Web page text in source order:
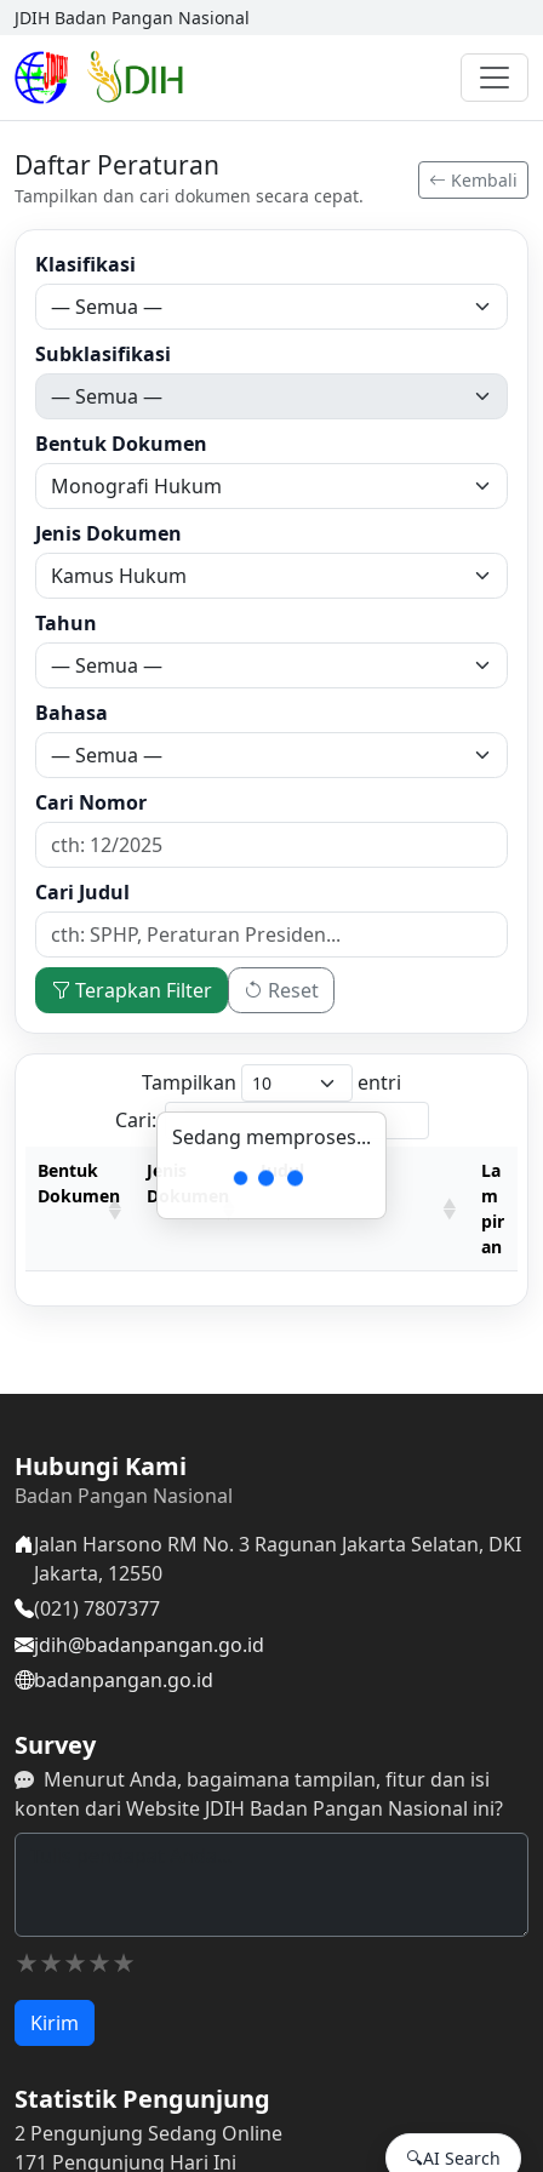
JDIH Badan Pangan Nasional
Daftar Peraturan
Tampilkan dan cari dokumen secara cepat.
Kembali
Klasifikasi
Subklasifikasi
Bentuk Dokumen
Jenis Dokumen
Tahun
Bahasa
Cari Nomor
Cari Judul
Terapkan Filter Reset
Tampilkan
entri
Cari:
Bentuk
Dokumen
Jenis
Dokumen
Judul
La
m
pir
an
Sedang memproses...
Hubungi Kami
Badan Pangan Nasional
Jalan Harsono RM No. 3 Ragunan Jakarta Selatan, DKI
Jakarta, 12550
(021) 7807377
jdih@badanpangan.go.id
badanpangan.go.id
Survey
Menurut Anda, bagaimana tampilan, fitur dan isi
konten dari Website JDIH Badan Pangan Nasional ini?
Kirim
Statistik Pengunjung
2 Pengunjung Sedang Online
171 Pengunjung Hari Ini
🔍AI Search